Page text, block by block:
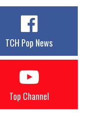
TCH Pop News
Top Channel